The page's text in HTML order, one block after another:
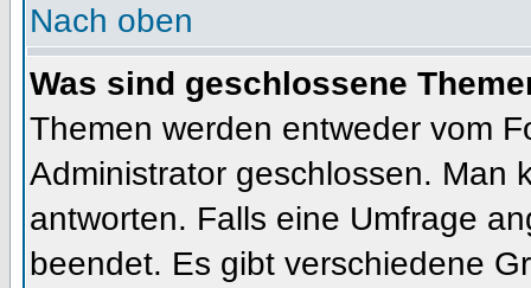
Nach oben
Was sind geschlossene
Themen werden entweder vom
Administrator geschlossen. Man
antworten. Falls eine Umfrage
beendet. Es gibt verschiedene